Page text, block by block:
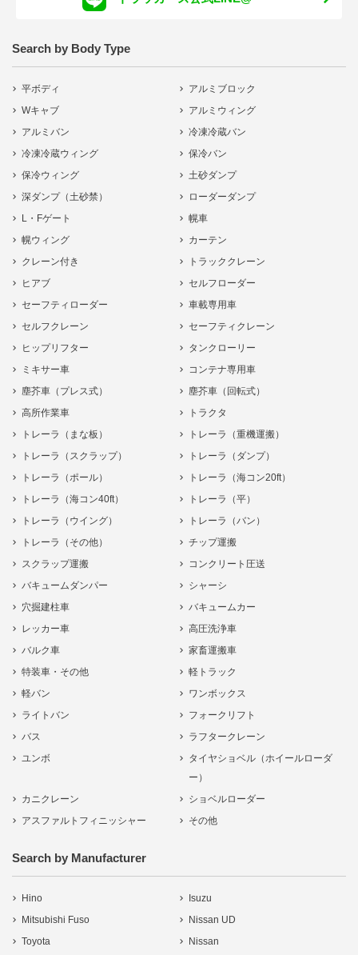
Search by Body Type
平ボディ
アルミブロック
Wキャブ
アルミウィング
アルミバン
冷凍冷蔵バン
冷凍冷蔵ウィング
保冷バン
保冷ウィング
土砂ダンプ
深ダンプ（土砂禁）
ローダーダンプ
L・Fゲート
幌車
幌ウィング
カーテン
クレーン付き
トラッククレーン
ヒアブ
セルフローダー
セーフティローダー
車載専用車
セルフクレーン
セーフティクレーン
ヒップリフター
タンクローリー
ミキサー車
コンテナ専用車
塵芥車（プレス式）
塵芥車（回転式）
高所作業車
トラクタ
トレーラ（まな板）
トレーラ（重機運搬）
トレーラ（スクラップ）
トレーラ（ダンプ）
トレーラ（ポール）
トレーラ（海コン20ft）
トレーラ（海コン40ft）
トレーラ（平）
トレーラ（ウイング）
トレーラ（バン）
トレーラ（その他）
チップ運搬
スクラップ運搬
コンクリート圧送
バキュームダンパー
シャーシ
穴掘建柱車
バキュームカー
レッカー車
高圧洗浄車
バルク車
家畜運搬車
特装車・その他
軽トラック
軽バン
ワンボックス
ライトバン
フォークリフト
バス
ラフタークレーン
ユンボ
タイヤショベル（ホイールローダ
ー）
カニクレーン
ショベルローダー
アスファルトフィニッシャー
その他
Search by Manufacturer
Hino
Isuzu
Mitsubishi Fuso
Nissan UD
Toyota
Nissan